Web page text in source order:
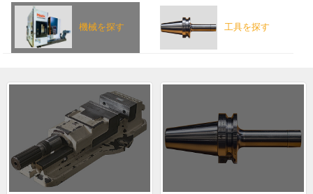
機械を探す 工具を探す